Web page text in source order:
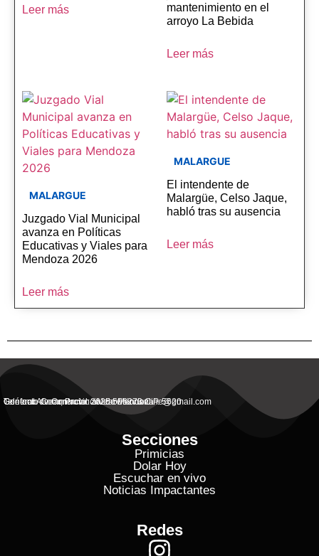
Leer más
mantenimiento en el
arroyo La Bebida
Leer más
MALARGUE
Juzgado Vial Municipal
avanza en Políticas
Educativas y Viales para
Mendoza 2026
Leer más
MALARGUE
El intendente de
Malargüe, Celso Jaque,
habló tras su ausencia
Leer más
General Alvear, Provincial de Mendoza
Contacto Commercial: alvearvisionanline@gmail.com
Teléfono de Contacto: 2625 506273 C.P. 5620
Secciones
Primicias
Dolar Hoy
Escuchar en vivo
Noticias Impactantes
Redes